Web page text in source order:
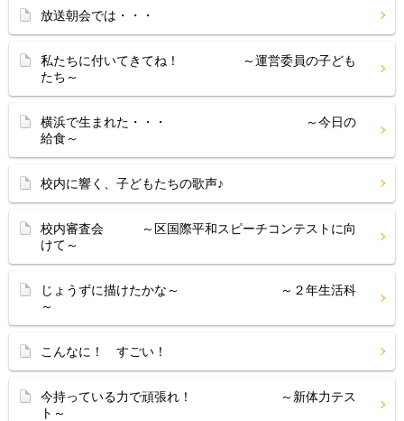
放送朝会では・・・
私たちに付いてきてね！ ～運営委員の子ども
たち～
横浜で生まれた・・・ ～今日の
給食～
校内に響く、子どもたちの歌声♪
校内審査会 ～区国際平和スピーチコンテストに向
けて～
じょうずに描けたかな～ ～２年生活科
～
こんなに！ すごい！
今持っている力で頑張れ！ ～新体力テス
ト～